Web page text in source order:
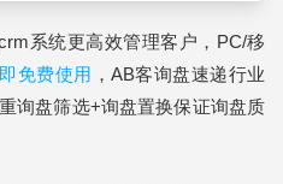
系统更高效管理客户，PC/移
免费使用 ，AB客询盘速递行业
询盘筛选+询盘置换保证询盘质